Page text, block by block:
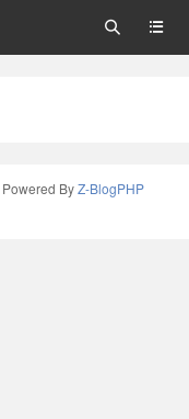


Powered ByZ-BlogPHP